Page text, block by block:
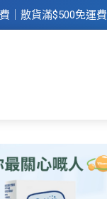
｜散​貨滿$500免運費